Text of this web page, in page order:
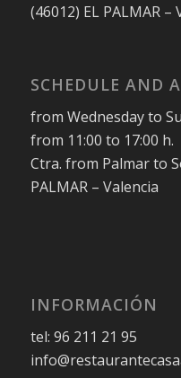
(46012) EL PALMAR –
SCHEDULE AND
from Wednesday to
from 11:00 to 17:00 h.
Ctra. from Palmar to
PALMAR – Valencia
INFORMACIÓN
tel: 96 211 21 95